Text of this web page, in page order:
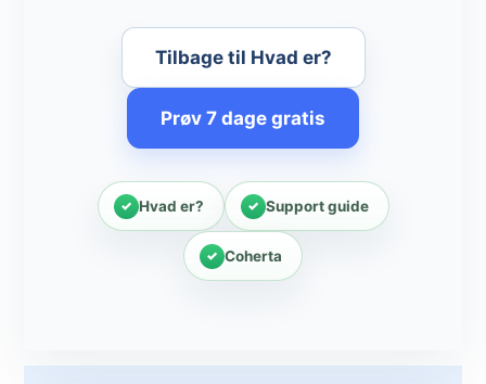
Tilbage til Hvad er?
Prøv 7 dage gratis
Hvad er? Support guide
Coherta